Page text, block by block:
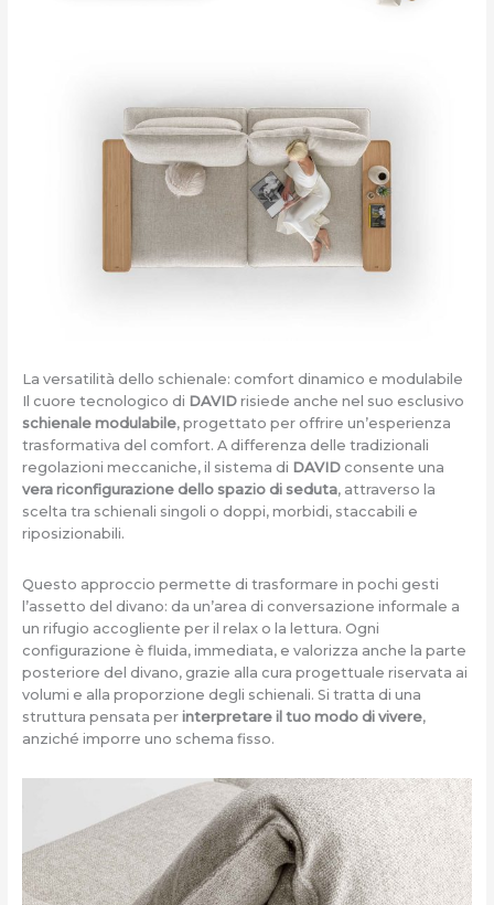
La versatilità dello schienale: comfort dinamico e modulabile
Il cuore tecnologico di DAVIDrisiede anche nel suo esclusivo
schienale modulabile, progettato per offrire un’esperienza
trasformativa del comfort. A differenza delle tradizionali
regolazioni meccaniche, il sistema di DAVID consente una
vera riconfigurazione dello spazio di seduta, attraverso la
scelta tra schienali singoli o doppi, morbidi, staccabili e
riposizionabili.
Questo approccio permette di trasformare in pochi gesti
l’assetto del divano: da un’area di conversazione informale a
un rifugio accogliente per il relax o la lettura. Ogni
configurazione è fluida, immediata, e valorizza anche la parte
posteriore del divano, grazie alla cura progettuale riservata ai
volumi e alla proporzione degli schienali. Si tratta di una
struttura pensata per interpretare il tuo modo di vivere,
anziché imporre uno schema fisso.